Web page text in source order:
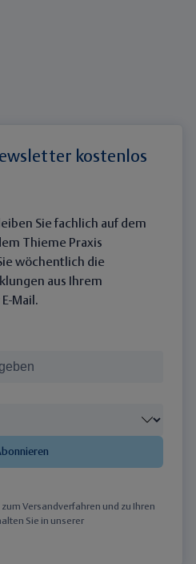
kostenlos
Sie fachlich auf dem
Thieme Praxis
wöchentlich die
aus Ihrem
Mail.
Versandverfahren und zu Ihren
Sie in unserer